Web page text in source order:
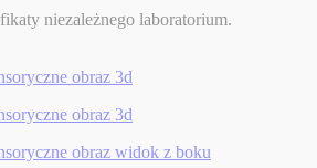
niezależnego laboratorium.